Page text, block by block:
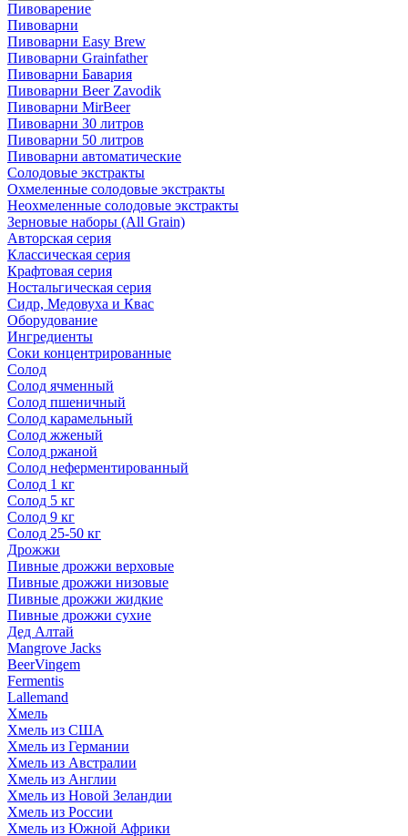
Пивоварение
Пивоварни
Пивоварни Easy Brew
Пивоварни Grainfather
Пивоварни Бавария
Пивоварни Beer Zavodik
Пивоварни MirBeer
Пивоварни 30 литров
Пивоварни 50 литров
Пивоварни автоматические
Солодовые экстракты
Охмеленные солодовые экстракты
Неохмеленные солодовые экстракты
Зерновые наборы (All Grain)
Авторская серия
Классическая серия
Крафтовая серия
Ностальгическая серия
Сидр, Медовуха и Квас
Оборудование
Ингредиенты
Соки концентрированные
Солод
Солод ячменный
Солод пшеничный
Солод карамельный
Солод жженый
Солод ржаной
Солод неферментированный
Солод 1 кг
Солод 5 кг
Солод 9 кг
Солод 25-50 кг
Дрожжи
Пивные дрожжи верховые
Пивные дрожжи низовые
Пивные дрожжи жидкие
Пивные дрожжи сухие
Дед Алтай
Mangrove Jacks
BeerVingem
Fermentis
Lallemand
Хмель
Хмель из США
Хмель из Германии
Хмель из Австралии
Хмель из Англии
Хмель из Новой Зеландии
Хмель из России
Хмель из Южной Африки